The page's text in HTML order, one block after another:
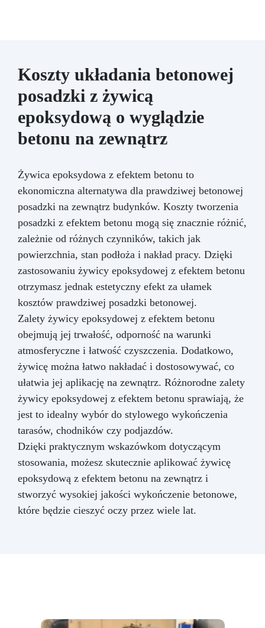
Koszty układania betonowej
posadzki z żywicą
epoksydową o wyglądzie
betonu na zewnątrz
Żywica epoksydowa z efektem betonu to
ekonomiczna alternatywa dla prawdziwej betonowej
posadzki na zewnątrz budynków. Koszty tworzenia
posadzki z efektem betonu mogą się znacznie różnić,
zależnie od różnych czynników, takich jak
powierzchnia, stan podłoża i nakład pracy. Dzięki
zastosowaniu żywicy epoksydowej z efektem betonu
otrzymasz jednak estetyczny efekt za ułamek
kosztów prawdziwej posadzki betonowej.
Zalety żywicy epoksydowej z efektem betonu
obejmują jej trwałość, odporność na warunki
atmosferyczne i łatwość czyszczenia. Dodatkowo,
żywicę można łatwo nakładać i dostosowywać, co
ułatwia jej aplikację na zewnątrz. Różnorodne zalety
żywicy epoksydowej z efektem betonu sprawiają, że
jest to idealny wybór do stylowego wykończenia
tarasów, chodników czy podjazdów.
Dzięki praktycznym wskazówkom dotyczącym
stosowania, możesz skutecznie aplikować żywicę
epoksydową z efektem betonu na zewnątrz i
stworzyć wysokiej jakości wykończenie betonowe,
które będzie cieszyć oczy przez wiele lat.